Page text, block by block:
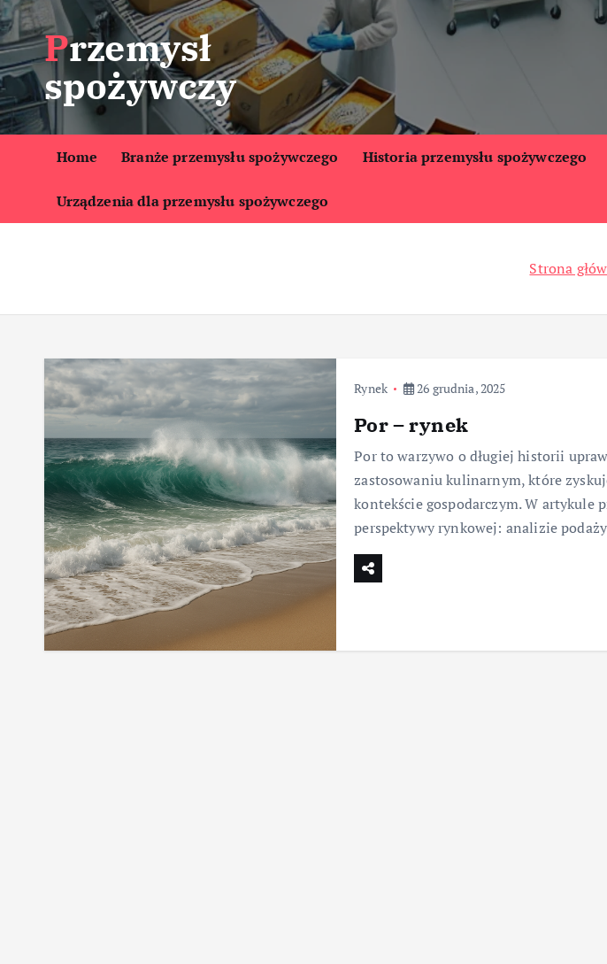
S
k
i
p
t
o
t
Przemysł
spożywczy
Home Branże przemysłu spożywczego Historia przemysłu spożywczego
Urządzenia dla przemysłu spożywczego
Strona
Rynek 26 grudnia, 2025
Por – rynek
Por to warzywo o długiej historii
zastosowaniu kulinarnym, które
kontekście gospodarczym. W artykule
perspektywy rynkowej: analizie